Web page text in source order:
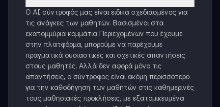
Ο AI σύντροφός μας είναι ειδικά σχεδιασμένος για
τις ανάγκες των μαθητών. Βασισμένοι στα
εκατομμύρια κομμάτια Περιεχομένων που έχουμε
στην πλατφόρμα, μπορούμε να παρέχουμε
πραγματικά ουσιαστικές και σχετικές απαντήσεις
στους μαθητές. Αλλά δεν αφορά μόνο τις
απαντήσεις, ο σύντροφος είναι ακόμη περισσότερο
για την καθοδήγηση των μαθητών στις καθημερινές
τους μαθησιακές προκλήσεις, με εξατομικευμένα